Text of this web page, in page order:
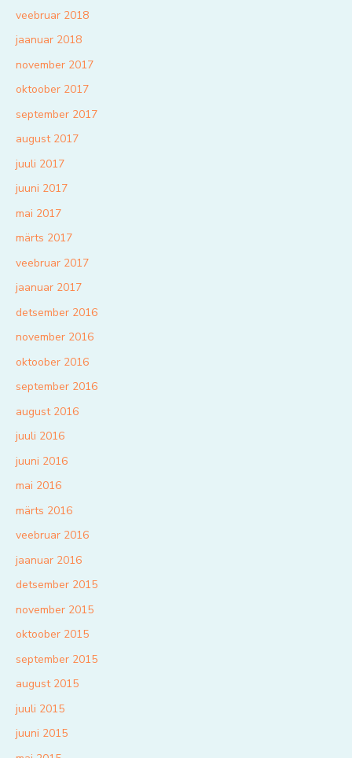
veebruar 2018
jaanuar 2018
november 2017
oktoober 2017
september 2017
august 2017
juuli 2017
juuni 2017
mai 2017
märts 2017
veebruar 2017
jaanuar 2017
detsember 2016
november 2016
oktoober 2016
september 2016
august 2016
juuli 2016
juuni 2016
mai 2016
märts 2016
veebruar 2016
jaanuar 2016
detsember 2015
november 2015
oktoober 2015
september 2015
august 2015
juuli 2015
juuni 2015